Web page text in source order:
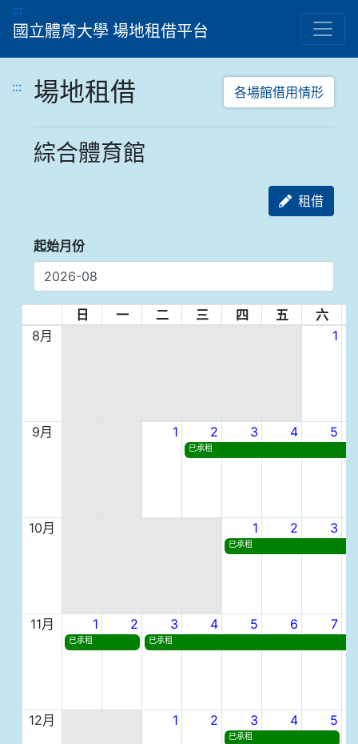
跳到主要內容顯示區
:::
國立體育大學 場地租借平台
::: 場地租借 各場館借用情形
綜合體育館
租借
起始月份
日 一 二 三 四 五 六
8月
1
9月
已承租
1 2 3 4 5
10月
已承租
1 2 3
11月
已承租 已承租
1 2 3 4 5 6 7
12月
已承租
1 2 3 4 5